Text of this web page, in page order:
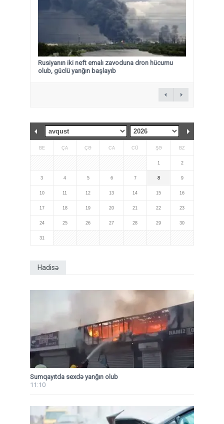
Rusiyanın iki neft emalı zavoduna dron hücumu
olub, güclü yanğın başlayıb
BE ÇA ÇƏ CA CÜ ŞƏ BZ
1 2
3 4 5 6 7 8 9
10 11 12 13 14 15 16
17 18 19 20 21 22 23
24 25 26 27 28 29 30
31
Hadisə
Sumqayıtda sexdə yanğın olub
11:10